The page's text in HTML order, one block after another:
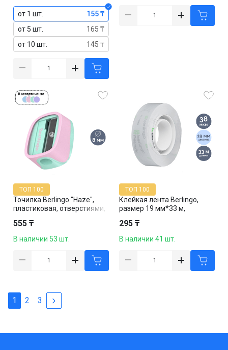
от 1 шт.
155 ₸
от 5 шт.
165 ₸
от 10 шт.
145 ₸
Точилка Berlingo "Haze",
пластиковая, отверстиями,
ТОП 100
555 ₸
В наличии 53 шт.
Клейкая лента Berlingo,
размер 19 мм*33 м,
ТОП 100
295 ₸
В наличии 41 шт.
1 2 3